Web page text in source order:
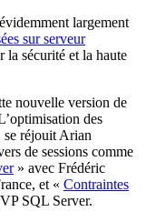
largement
sur serveur
la sécurité et la haute
nouvelle version de
des
se réjouit Arian
de sessions comme
» avec Frédéric
et « Contraintes
SQL Server.